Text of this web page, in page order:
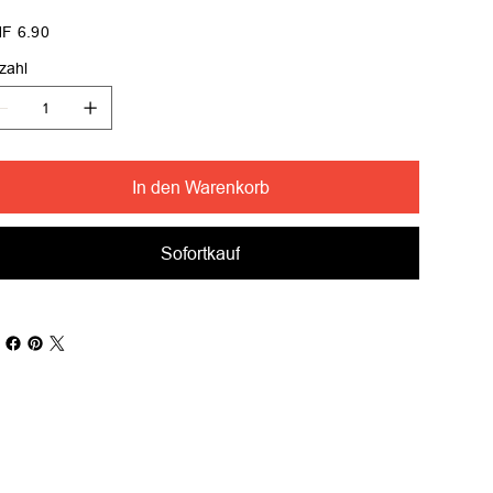
6.90
In den Warenkorb
Sofortkauf